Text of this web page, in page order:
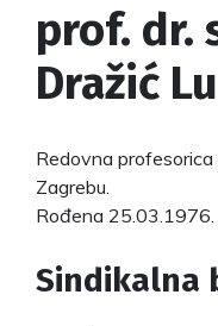
prof. dr.
Dražić
Redovna
Zagrebu.
Rođena 25.03.1976.
Sindikalna